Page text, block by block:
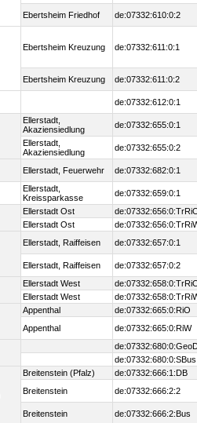
Ebertsheim Friedhof de:07332:610:0:2
Ebertsheim Kreuzung de:07332:611:0:1
Ebertsheim Kreuzung de:07332:611:0:2
de:07332:612:0:1
Ellerstadt,
Akaziensiedlung
de:07332:655:0:1
Ellerstadt,
Akaziensiedlung
de:07332:655:0:2
Ellerstadt, Feuerwehr de:07332:682:0:1
Ellerstadt,
Kreissparkasse
de:07332:659:0:1
Ellerstadt Ost
Ellerstadt Ost
Ellerstadt, Raiffeisen de:07332:657:0:1
Ellerstadt, Raiffeisen de:07332:657:0:2
Ellerstadt West
Ellerstadt West
Appenthal
de:07332:665:0:RiO
Appenthal
de:07332:665:0:RiW
de:07332:680:0:SBus
Breitenstein (Pfalz)
de:07332:666:1:DB
Breitenstein
de:07332:666:2:2
Breitenstein de:07332:666:2:Bus